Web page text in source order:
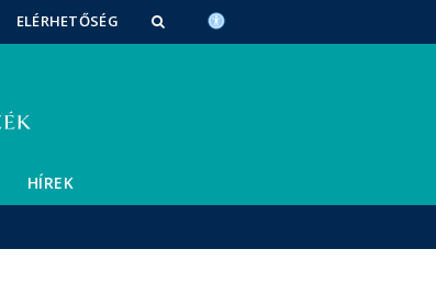
ELÉRHETŐSÉG
HÍREK